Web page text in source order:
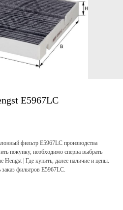
E5967LC
фильтр E5967LC производства
покупку, необходимо сперва выбрать
Hengst | Где купить, далее наличие и цены.
фильтров E5967LC.